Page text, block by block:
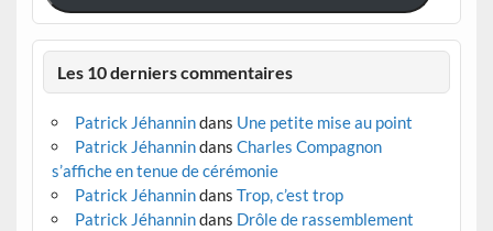
Les 10 derniers commentaires
Patrick Jéhannindans Une petite mise au point
Patrick Jéhannindans Charles Compagnon
s’affiche en tenue de cérémonie
Patrick Jéhannindans Trop, c’est trop
Patrick Jéhannindans Drôle de rassemblement